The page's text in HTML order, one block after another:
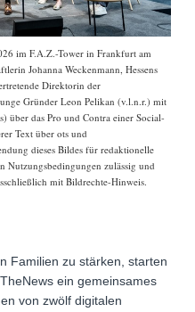
im F.A.Z.-Tower in Frankfurt am
Johanna Weckenmann, Hessens
Direktorin der
Gründer Leon Pelikan (v.l.n.r.) mit
über das Pro und Contra einer Social-
Text über ots und
dieses Bildes für redaktionelle
Nutzungsbedingungen zulässig und
mit Bildrechte-Hinweis.
Familien zu stärken, starten
ein gemeinsames
von zwölf digitalen